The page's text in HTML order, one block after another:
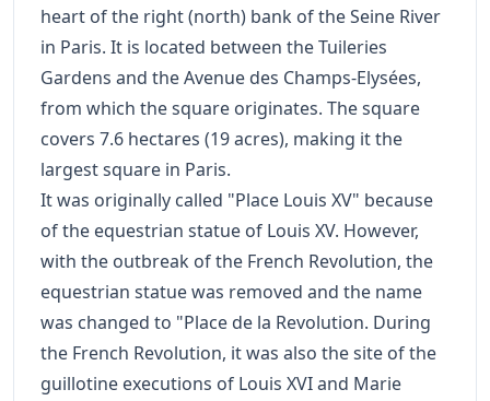
heart of the right (north) bank of the Seine River
in Paris. It is located between the Tuileries
Gardens and the Avenue des Champs-Elysées,
from which the square originates. The square
covers 7.6 hectares (19 acres), making it the
largest square in Paris.
It was originally called "Place Louis XV" because
of the equestrian statue of Louis XV. However,
with the outbreak of the French Revolution, the
equestrian statue was removed and the name
was changed to "Place de la Revolution. During
the French Revolution, it was also the site of the
guillotine executions of Louis XVI and Marie